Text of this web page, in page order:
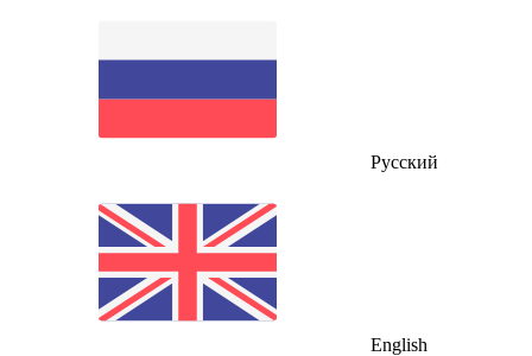
Русский
English